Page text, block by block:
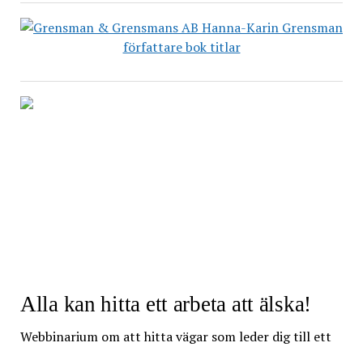
Alla kan hitta ett arbeta att älska!
Webbinarium om att hitta vägar som leder dig till ett